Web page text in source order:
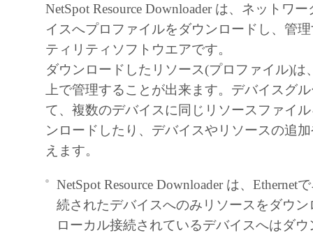
お客様は、「本ソフトウェア」に含ま
はキヤノンのライセンサーの著作権表
しもしくは削除してはなりません。
保証の否認・免責
「本ソフトウェア」は、『現状の
用許諾されます。
キヤノン、キヤノンの子会社、キ
「本ソフトウェア」に関して、商
目的への適合性の保証を含め、い
示たると黙示たるとを問わず一切
NetSpot Resource Downloader は、ネットワ
イスへプロファイルをダウンロードし、管
ティリティソフトウエアです。
ダウンロードしたリソース(プロファイル)は
上で管理することが出来ます。デバイスグ
て、複数のデバイスに同じリソースファイ
ンロードしたり、デバイスやリソースの追
えます。
NetSpot Resource Downloader は、Ethernet
続されたデバイスへのみリソースをダウ
ローカル接続されているデバイスへはダ